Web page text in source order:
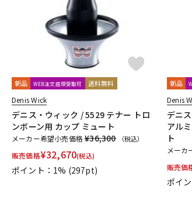
J.KEILWERTH J.Michael
Killarney Whistle
KING
LASKEY LB LYON
Monette MONSTER OIL
N-Q
NAKAJIMA New
PRIMA
PROTEC Queen Brass
R-S
Rampone&Cazzani REED GEEK REKA
Silent Felt
Silverstein
T-Z
Ted
新品 WEB注文店頭受取可 送料無料
Denis Wick
デニス・ウィック / 5529 テナー トロ
ンボーン用 カップ ミュート
メーカー希望小売価格¥36,300 （税込）
販売価格¥32,670(税込)
ポイント：1% (297pt)
新品
Denis
デニ
アル
ト
メーカ
販売価
ポイ